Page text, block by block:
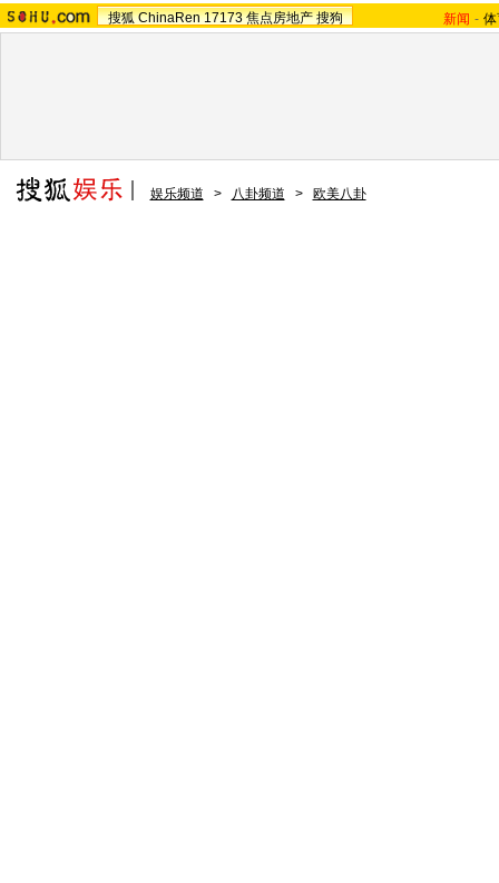
搜狐 ChinaRen 17173 焦点房地产 搜狗 新闻 -
娱乐频道 > 八卦频道 > 欧美八卦